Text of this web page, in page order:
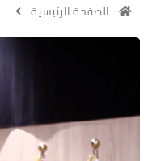
الصفحة الرئيسية